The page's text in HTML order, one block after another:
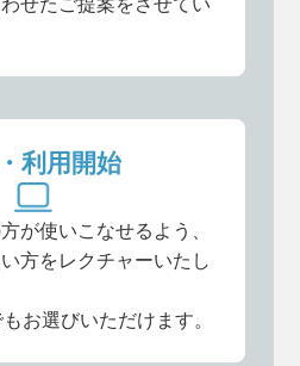
利用開始
が使いこなせるよう、
方をレクチャーいたし
お選びいただけます。